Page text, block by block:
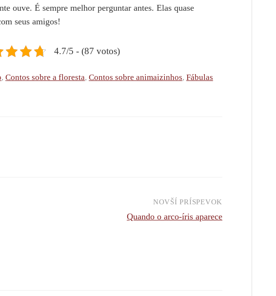
ouve. É sempre melhor perguntar antes. Elas quase
seus amigos!
4.7/5 - (87 votos)
, Contos sobre a floresta, Contos sobre animaizinhos, Fábulas
NOVŠÍ PRÍSPEVOK
Quando o arco-íris aparece